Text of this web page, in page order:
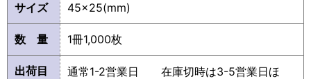
サイズ 45×25(mm)
数 量 1冊1,000枚
出荷目
通常1-2営業日 在庫切時は3-5営業日ほ